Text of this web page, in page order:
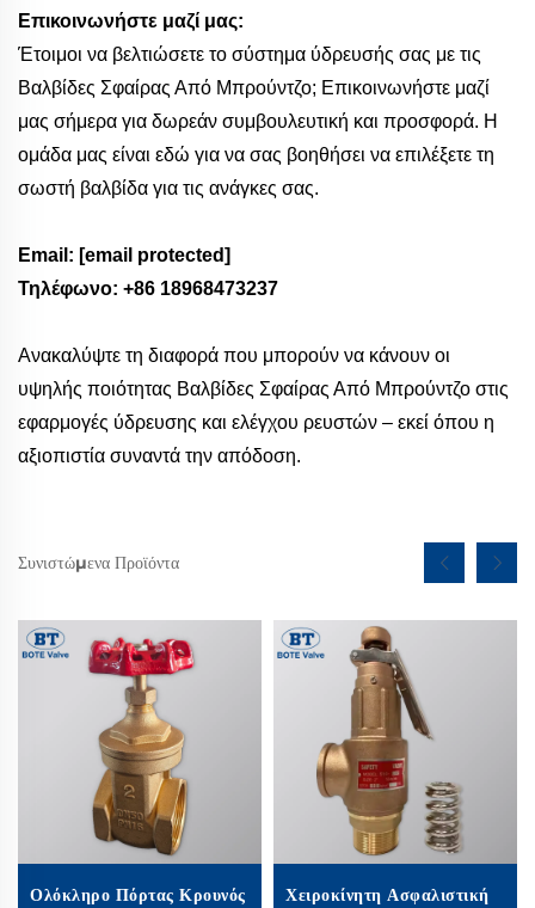
Επικοινωνήστε μαζί μας:
Έτοιμοι να βελτιώσετε το σύστημα ύδρευσής σας με τις
Βαλβίδες Σφαίρας Από Μπρούντζο; Επικοινωνήστε μαζί
μας σήμερα για δωρεάν συμβουλευτική και προσφορά. Η
ομάδα μας είναι εδώ για να σας βοηθήσει να επιλέξετε τη
σωστή βαλβίδα για τις ανάγκες σας.
Email: [email protected]
Τηλέφωνο: +86 18968473237
Ανακαλύψτε τη διαφορά που μπορούν να κάνουν οι
υψηλής ποιότητας Βαλβίδες Σφαίρας Από Μπρούντζο στις
εφαρμογές ύδρευσης και ελέγχου ρευστών – εκεί όπου η
αξιοπιστία συναντά την απόδοση.
Συνιστώμενα Προϊόντα
Ολόκληρο Πόρτας Κρουνός
Χειροκίνητη Ασφαλιστική